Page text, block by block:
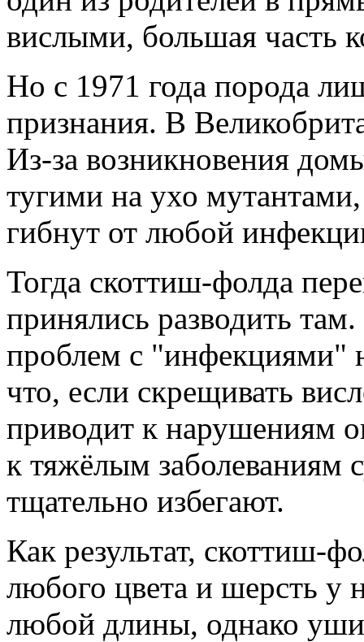
вислыми, большая часть
Но с 1971 года порода
признания. В
Из-за возникновения
тугими на ухо
гибнут от любой
Тогда скоттиш-фолда
принялись разводить
проблем с "инфекциями"
что, если скрещивать
приводит к нарушениям
к тяжёлым заболеваниям
тщательно избегают.
Как результат, скоттиш-
любого цвета и шерсть у
любой длины, однако уши